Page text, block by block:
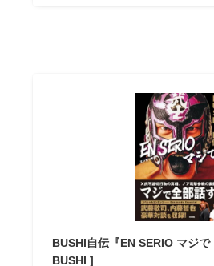
BUSHI自伝『EN SERIO マジ
BUSHI ]